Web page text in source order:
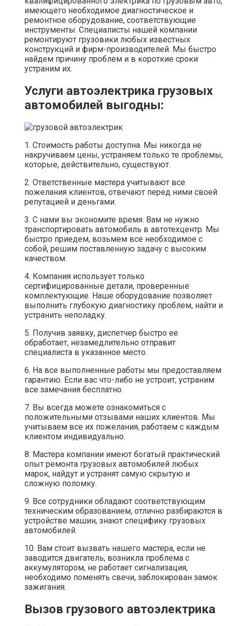
имеющего необходимое диагностическое и
ремонтное оборудование, соответствующие
инструменты. Специалисты нашей компании
ремонтируют грузовики любых известных
конструкций и фирм-производителей. Мы быстро
найдем причину проблем и в короткие сроки
устраним их.
Услуги автоэлектрика грузовых
автомобилей выгодны:
1. Стоимость работы доступна. Мы никогда не
накручиваем цены, устраняем только те проблемы,
которые, действительно, существуют.
2. Ответственные мастера учитывают все
пожелания клиентов, отвечают перед ними своей
репутацией и деньгами.
3. С нами вы экономите время. Вам не нужно
транспортировать автомобиль в автотехцентр. Мы
быстро приедем, возьмем все необходимое с
собой, решим поставленную задачу с высоким
качеством.
4. Компания использует только
сертифицированные детали, проверенные
комплектующие. Наше оборудование позволяет
выполнить глубокую диагностику проблем, найти и
устранить неполадку.
5. Получив заявку, диспетчер быстро ее
обработает, незамедлительно отправит
специалиста в указанное место.
6. На все выполненные работы мы предоставляем
гарантию. Если вас что-либо не устроит, устраним
все замечания бесплатно.
7. Вы всегда можете ознакомиться с
положительными отзывами наших клиентов. Мы
учитываем все их пожелания, работаем с каждым
клиентом индивидуально.
8. Мастера компании имеют богатый практический
опыт ремонта грузовых автомобилей любых
марок, найдут и устранят самую скрытую и
сложную поломку.
9. Все сотрудники обладают соответствующим
техническим образованием, отлично разбираются в
устройстве машин, знают специфику грузовых
автомобилей.
10. Вам стоит вызвать нашего мастера, если не
заводится двигатель, возникла проблема с
аккумулятором, не работает сигнализация,
необходимо поменять свечи, заблокирован замок
зажигания.
Вызов грузового автоэлектрика